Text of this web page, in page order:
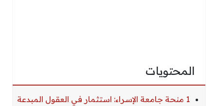
المحتويات
1 منحة جامعة الإسراء: استثمار في العقول المبدعة